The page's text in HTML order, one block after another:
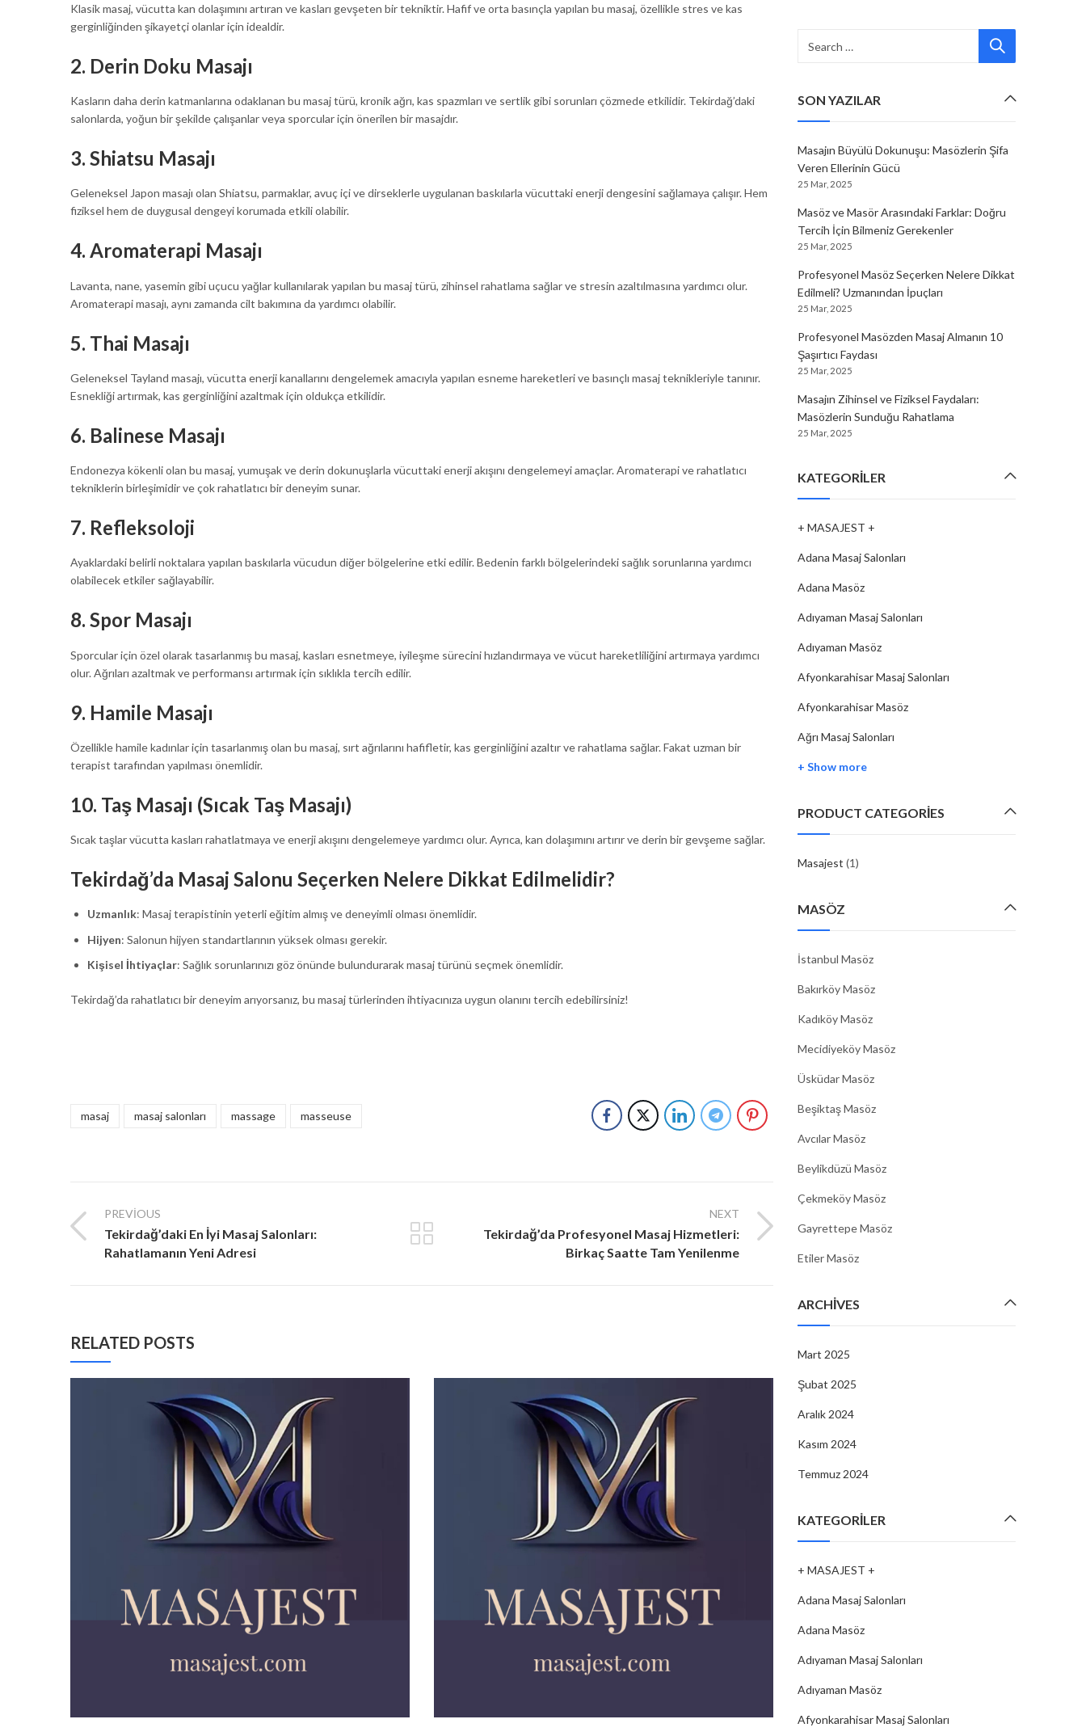
Klasik masaj, vücutta kan dolaşımını artıran ve kasları gevşeten bir tekniktir. Hafif ve orta basınçla yapılan bu masaj, özellikle stres ve kas
gerginliğinden şikayetçi olanlar için idealdir.
2. Derin Doku Masajı
Kasların daha derin katmanlarına odaklanan bu masaj türü, kronik ağrı, kas spazmları ve sertlik gibi sorunları çözmede etkilidir. Tekirdağ’daki
salonlarda, yoğun bir şekilde çalışanlar veya sporcular için önerilen bir masajdır.
3. Shiatsu Masajı
Geleneksel Japon masajı olan Shiatsu, parmaklar, avuç içi ve dirseklerle uygulanan baskılarla vücuttaki enerji dengesini sağlamaya çalışır. Hem
fiziksel hem de duygusal dengeyi korumada etkili olabilir.
4. Aromaterapi Masajı
Lavanta, nane, yasemin gibi uçucu yağlar kullanılarak yapılan bu masaj türü, zihinsel rahatlama sağlar ve stresin azaltılmasına yardımcı olur.
Aromaterapi masajı, aynı zamanda cilt bakımına da yardımcı olabilir.
5. Thai Masajı
Geleneksel Tayland masajı, vücutta enerji kanallarını dengelemek amacıyla yapılan esneme hareketleri ve basınçlı masaj teknikleriyle tanınır.
Esnekliği artırmak, kas gerginliğini azaltmak için oldukça etkilidir.
6. Balinese Masajı
Endonezya kökenli olan bu masaj, yumuşak ve derin dokunuşlarla vücuttaki enerji akışını dengelemeyi amaçlar. Aromaterapi ve rahatlatıcı
tekniklerin birleşimidir ve çok rahatlatıcı bir deneyim sunar.
7. Refleksoloji
Ayaklardaki belirli noktalara yapılan baskılarla vücudun diğer bölgelerine etki edilir. Bedenin farklı bölgelerindeki sağlık sorunlarına yardımcı
olabilecek etkiler sağlayabilir.
8. Spor Masajı
Sporcular için özel olarak tasarlanmış bu masaj, kasları esnetmeye, iyileşme sürecini hızlandırmaya ve vücut hareketliliğini artırmaya yardımcı
olur. Ağrıları azaltmak ve performansı artırmak için sıklıkla tercih edilir.
9. Hamile Masajı
Özellikle hamile kadınlar için tasarlanmış olan bu masaj, sırt ağrılarını hafifletir, kas gerginliğini azaltır ve rahatlama sağlar. Fakat uzman bir
terapist tarafından yapılması önemlidir.
10. Taş Masajı (Sıcak Taş Masajı)
Sıcak taşlar vücutta kasları rahatlatmaya ve enerji akışını dengelemeye yardımcı olur. Ayrıca, kan dolaşımını artırır ve derin bir gevşeme sağlar.
Tekirdağ’da Masaj Salonu Seçerken Nelere Dikkat Edilmelidir?
Uzmanlık: Masaj terapistinin yeterli eğitim almış ve deneyimli olması önemlidir.
Hijyen: Salonun hijyen standartlarının yüksek olması gerekir.
Kişisel İhtiyaçlar: Sağlık sorunlarınızı göz önünde bulundurarak masaj türünü seçmek önemlidir.
Tekirdağ’da rahatlatıcı bir deneyim arıyorsanız, bu masaj türlerinden ihtiyacınıza uygun olanını tercih edebilirsiniz!
masaj masaj salonları massage masseuse
PREVIOUS
Tekirdağ’daki En İyi Masaj Salonları:
Rahatlamanın Yeni Adresi
NEXT
Tekirdağ’da Profesyonel Masaj Hizmetleri:
Birkaç Saatte Tam Yenilenme
RELATED POSTS
SON YAZILAR
Masajın Büyülü Dokunuşu: Masözlerin Şifa
Veren Ellerinin Gücü
25 Mar, 2025
Masöz ve Masör Arasındaki Farklar: Doğru
Tercih İçin Bilmeniz Gerekenler
25 Mar, 2025
Profesyonel Masöz Seçerken Nelere Dikkat
Edilmeli? Uzmanından İpuçları
25 Mar, 2025
Profesyonel Masözden Masaj Almanın 10
Şaşırtıcı Faydası
25 Mar, 2025
Masajın Zihinsel ve Fiziksel Faydaları:
Masözlerin Sunduğu Rahatlama
25 Mar, 2025
KATEGORILER
+ MASAJEST +
Adana Masaj Salonları
Adana Masöz
Adıyaman Masaj Salonları
Adıyaman Masöz
Afyonkarahisar Masaj Salonları
Afyonkarahisar Masöz
Ağrı Masaj Salonları
+ Show more
PRODUCT CATEGORIES
Masajest (1)
MASÖZ
İstanbul Masöz
Bakırköy Masöz
Kadıköy Masöz
Mecidiyeköy Masöz
Üsküdar Masöz
Beşiktaş Masöz
Avcılar Masöz
Beylikdüzü Masöz
Çekmeköy Masöz
Gayrettepe Masöz
Etiler Masöz
ARCHIVES
Mart 2025
Şubat 2025
Aralık 2024
Kasım 2024
Temmuz 2024
KATEGORILER
+ MASAJEST +
Adana Masaj Salonları
Adana Masöz
Adıyaman Masaj Salonları
Adıyaman Masöz
Afyonkarahisar Masaj Salonları